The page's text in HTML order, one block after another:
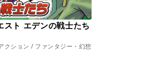
スト エデンの戦士たち
クション / ファンタジー・幻想